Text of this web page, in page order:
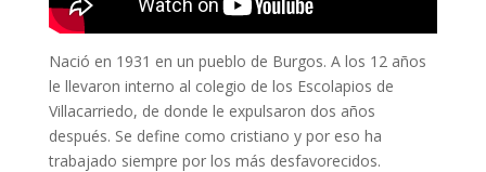
Nació en 1931 en un pueblo de Burgos. A los 12 años
le llevaron interno al colegio de los Escolapios de
Villacarriedo, de donde le expulsaron dos años
después. Se define como cristiano y por eso ha
trabajado siempre por los más desfavorecidos.